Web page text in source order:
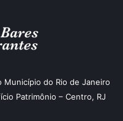
Município do Rio de Janeiro
Patrimônio – Centro, RJ